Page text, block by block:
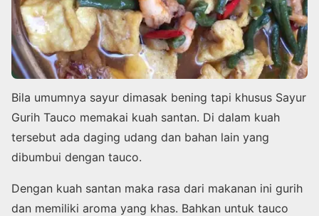
Bila umumnya sayur dimasak bening tapi khusus Sayur
Gurih Tauco memakai kuah santan. Di dalam kuah
tersebut ada daging udang dan bahan lain yang
dibumbui dengan tauco.
Dengan kuah santan maka rasa dari makanan ini gurih
dan memiliki aroma yang khas. Bahkan untuk tauco